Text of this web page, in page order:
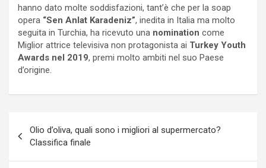
hanno dato molte soddisfazioni, tant’è che per la soap
opera “Sen Anlat Karadeniz”, inedita in Italia ma molto
seguita in Turchia, ha ricevuto una nomination come
Miglior attrice televisiva non protagonista ai Turkey Youth
Awards nel 2019, premi molto ambiti nel suo Paese
d’origine.
articoli
Olio d’oliva, quali sono i migliori al supermercato?
Classifica finale